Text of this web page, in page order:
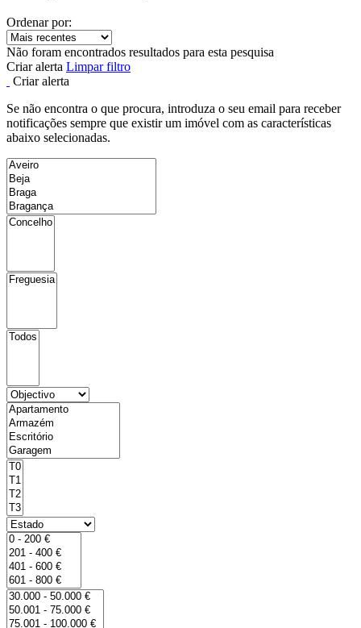
Ordenar por:
Não foram encontrados resultados para esta pesquisa
Criar alerta Limpar filtro
Criar alerta
Se não encontra o que procura, introduza o seu email para receber
notificações sempre que existir um imóvel com as características
abaixo selecionadas.